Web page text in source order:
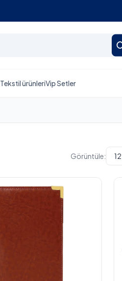
Tekstil ürünleriVip Setler
Görüntüle: